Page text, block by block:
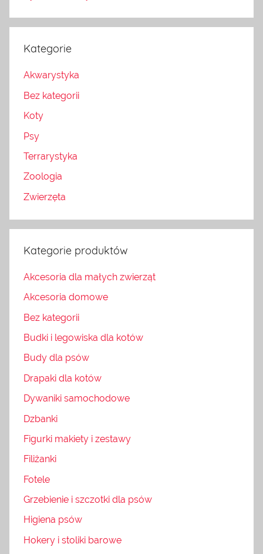
Kategorie
Akwarystyka
Bez kategorii
Koty
Psy
Terrarystyka
Zoologia
Zwierzęta
Kategorie produktów
Akcesoria dla małych zwierząt
Akcesoria domowe
Bez kategorii
Budki i legowiska dla kotów
Budy dla psów
Drapaki dla kotów
Dywaniki samochodowe
Dzbanki
Figurki makiety i zestawy
Filiżanki
Fotele
Grzebienie i szczotki dla psów
Higiena psów
Hokery i stoliki barowe